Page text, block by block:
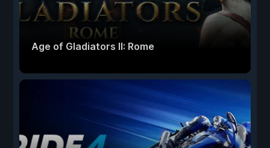
Age of Gladiators II: Rome